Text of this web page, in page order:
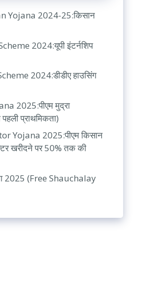
Yojana 2024-25:किसान
2024:यूपी इंटर्नशिप
2024:डीडीए हाउसिंग
2025:पीएम मुद्रा
प्राथमिकता)
Yojana 2025:पीएम किसान
खरीदने पर 50% तक की
2025 (Free Shauchalay